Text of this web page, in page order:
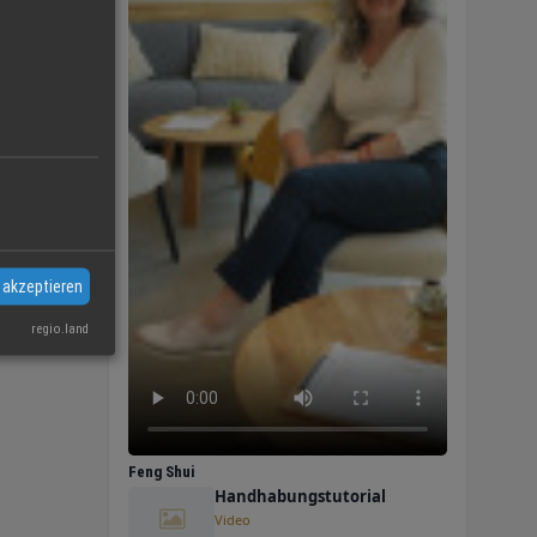
Feng Shui
Handhabungstutorial
Video
regio.land